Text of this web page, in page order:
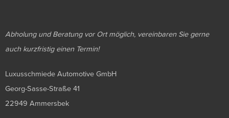
Abholung und Beratung vor Ort möglich, vereinbaren Sie gerne
auch kurzfristig einen Termin!
Luxusschmiede Automotive GmbH
Georg-Sasse-Straße 41
22949 Ammersbek